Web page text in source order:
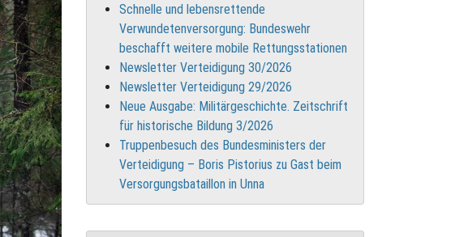
Schnelle und lebensrettende
Verwundetenversorgung: Bundeswehr
beschafft weitere mobile Rettungsstationen
Newsletter Verteidigung 30/2026
Newsletter Verteidigung 29/2026
Neue Ausgabe: Militärgeschichte. Zeitschrift
für historische Bildung 3/2026
Truppenbesuch des Bundesministers der
Verteidigung – Boris Pistorius zu Gast beim
Versorgungsbataillon in Unna